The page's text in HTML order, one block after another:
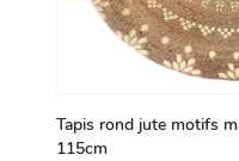
Tapis rond jute motifs
115cm